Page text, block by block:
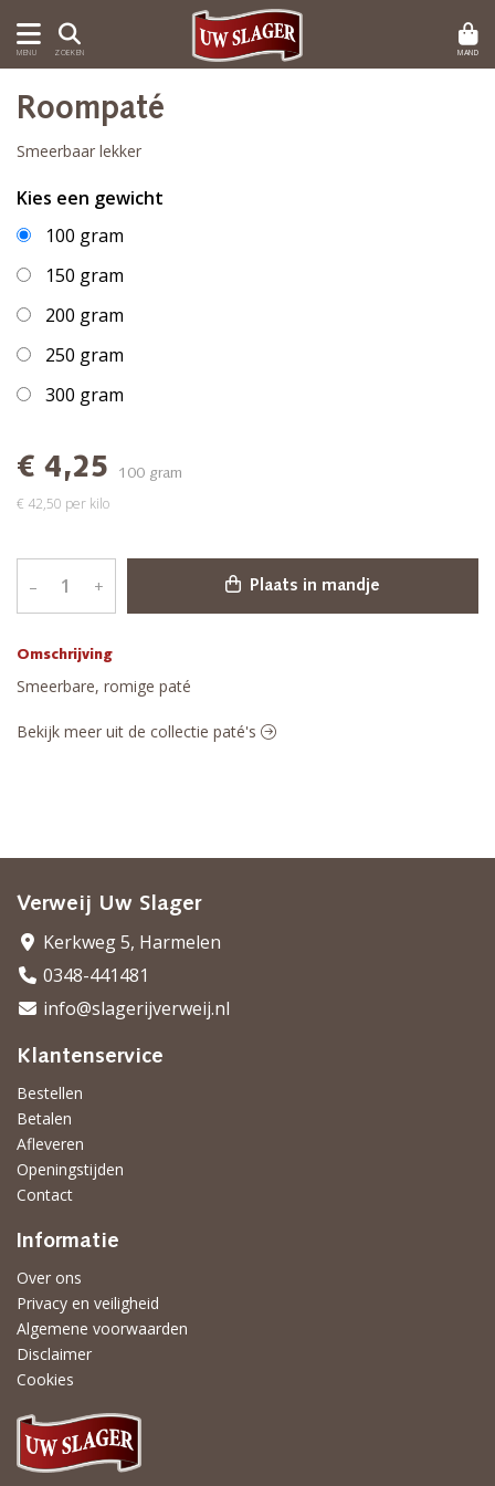
MENU ZOEKEN MAND
Omschrijving
Smeerbare, romige paté
Roompaté
Smeerbaar lekker
Kies een gewicht
100 gram
150 gram
200 gram
250 gram
300 gram
€ 4,25 100 gram
€ 42,50 per kilo
– + Plaats in mandje
Bekijk meer uit de collectie paté's
Verweij Uw Slager
Kerkweg 5, Harmelen
0348-441481
info@slagerijverweij.nl
Klantenservice
Bestellen
Betalen
Afleveren
Openingstijden
Contact
Informatie
Over ons
Privacy en veiligheid
Algemene voorwaarden
Disclaimer
Cookies